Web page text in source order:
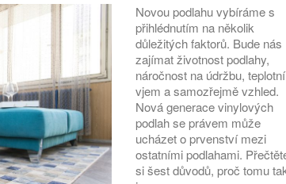
Novou podlahu vybíráme s
přihlédnutím na několik
důležitých faktorů. Bude nás
zajímat životnost podlahy,
náročnost na údržbu, teplotní
vjem a samozřejmě vzhled.
Nová generace vinylových
podlah se právem může
ucházet o prvenství mezi
ostatními podlahami.
si šest důvodů, proč tomu